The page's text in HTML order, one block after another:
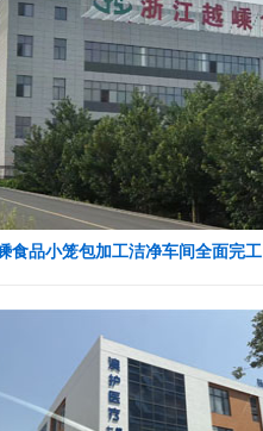
食品小笼包加工洁净车间全面完工